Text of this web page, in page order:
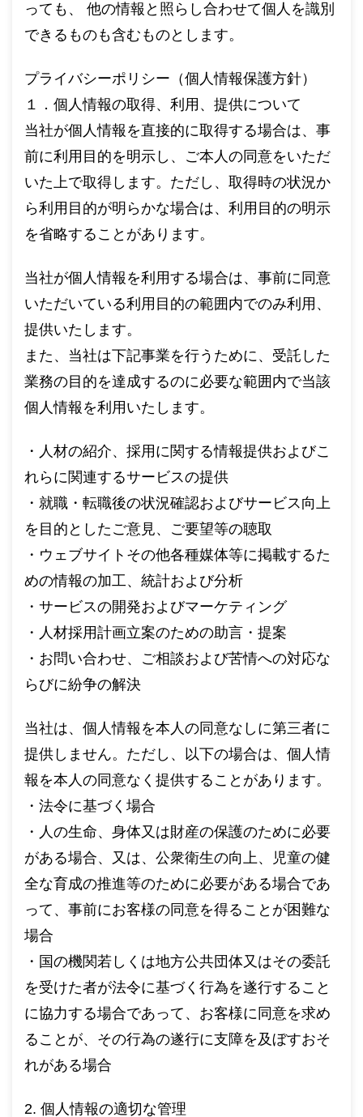
っても、 他の情報と照らし合わせて個人を識別
できるものも含むものとします。
プライバシーポリシー（個人情報保護方針）
１．個人情報の取得、利用、提供について
当社が個人情報を直接的に取得する場合は、事
前に利用目的を明示し、ご本人の同意をいただ
いた上で取得します。ただし、取得時の状況か
ら利用目的が明らかな場合は、利用目的の明示
を省略することがあります。
当社が個人情報を利用する場合は、事前に同意
いただいている利用目的の範囲内でのみ利用、
提供いたします。
また、当社は下記事業を行うために、受託した
業務の目的を達成するのに必要な範囲内で当該
個人情報を利用いたします。
・人材の紹介、採用に関する情報提供およびこ
れらに関連するサービスの提供
・就職・転職後の状況確認およびサービス向上
を目的としたご意見、ご要望等の聴取
・ウェブサイトその他各種媒体等に掲載するた
めの情報の加工、統計および分析
・サービスの開発およびマーケティング
・人材採用計画立案のための助言・提案
・お問い合わせ、ご相談および苦情への対応な
らびに紛争の解決
当社は、個人情報を本人の同意なしに第三者に
提供しません。ただし、以下の場合は、個人情
報を本人の同意なく提供することがあります。
・法令に基づく場合
・人の生命、身体又は財産の保護のために必要
がある場合、又は、公衆衛生の向上、児童の健
全な育成の推進等のために必要がある場合であ
って、事前にお客様の同意を得ることが困難な
場合
・国の機関若しくは地方公共団体又はその委託
を受けた者が法令に基づく行為を遂行すること
に協力する場合であって、お客様に同意を求め
ることが、その行為の遂行に支障を及ぼすおそ
れがある場合
2. 個人情報の適切な管理